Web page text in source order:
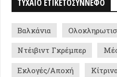
Αυτονομία
οικο
«αυτολεξεί» E-book